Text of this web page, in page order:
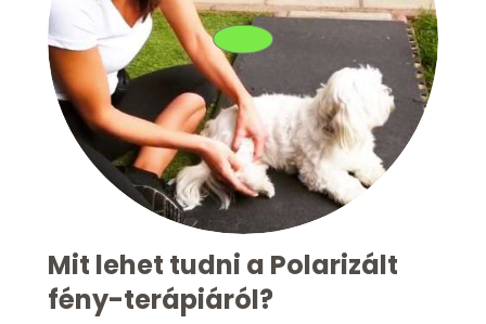
Mit lehet tudni a Polarizált
fény-terápiáról?